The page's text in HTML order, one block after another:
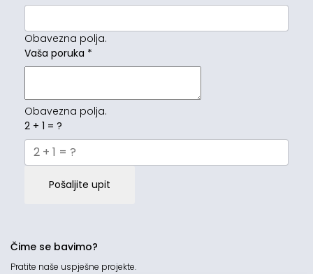
Obavezna polja.
Vaša poruka *
Obavezna polja.
2 + 1 = ?
Pošaljite upit
Čime se bavimo?
Pratite naše uspješne projekte.